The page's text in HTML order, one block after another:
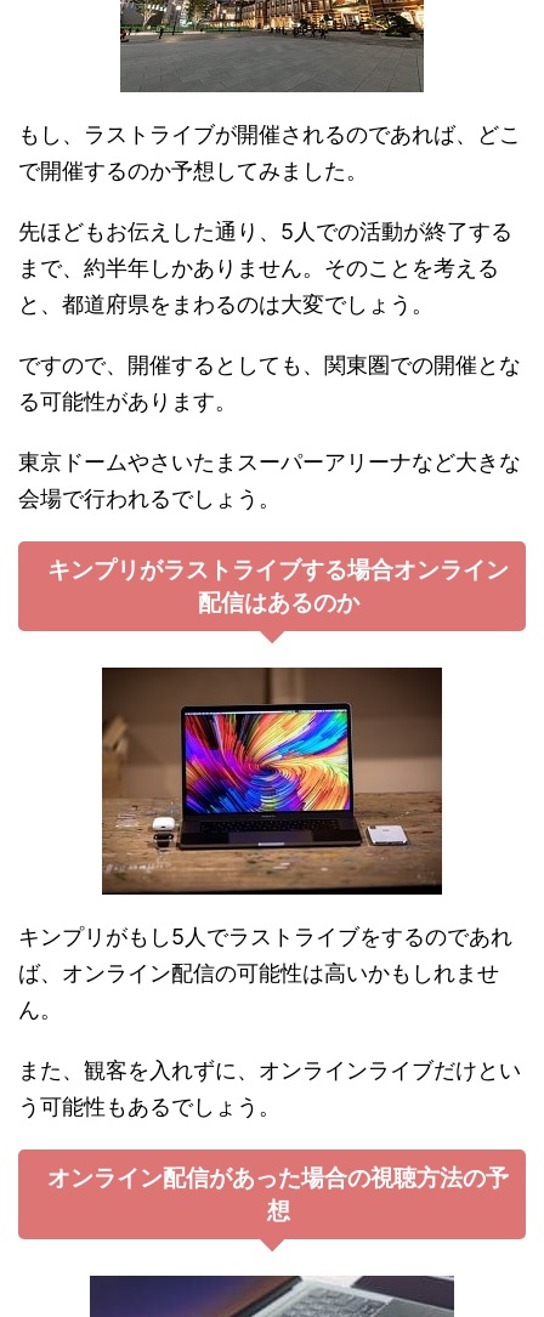
もし、ラストライブが開催されるのであれば、どこ
で開催するのか予想してみました。
先ほどもお伝えした通り、5人での活動が終了する
まで、約半年しかありません。そのことを考える
と、都道府県をまわるのは大変でしょう。
ですので、開催するとしても、関東圏での開催とな
る可能性があります。
東京ドームやさいたまスーパーアリーナなど大きな
会場で行われるでしょう。
キンプリがラストライブする場合オンライン
配信はあるのか
キンプリがもし5人でラストライブをするのであれ
ば、オンライン配信の可能性は高いかもしれませ
ん。
また、観客を入れずに、オンラインライブだけとい
う可能性もあるでしょう。
オンライン配信があった場合の視聴方法の予
想